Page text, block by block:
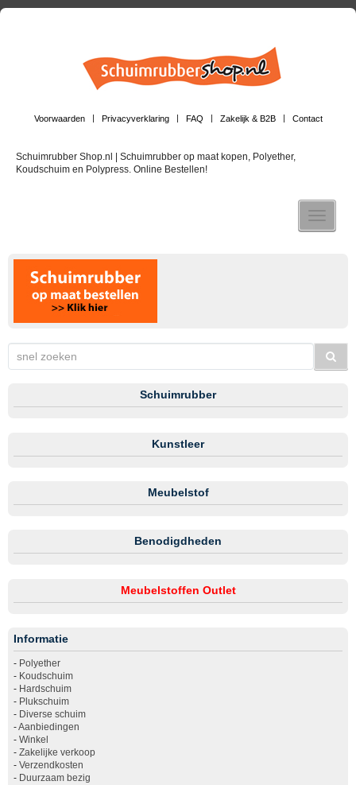
Voorwaarden Privacyverklaring FAQ Zakelijk & B2B Contact
Schuimrubber Shop.nl | Schuimrubber op maat kopen, Polyether,
Koudschuim en Polypress. Online Bestellen!
Toggle
Schuimrubber
Kunstleer
Meubelstof
Benodigdheden
Meubelstoffen Outlet
Informatie
- Polyether
- Koudschuim
- Hardschuim
- Plukschuim
- Diverse schuim
-Aanbiedingen
- Winkel
- Zakelijke verkoop
- Verzendkosten
- Duurzaam bezig